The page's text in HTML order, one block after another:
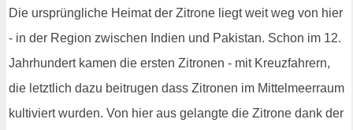
Die ursprüngliche Heimat der Zitrone liegt weit weg von hier
- in der Region zwischen Indien und Pakistan. Schon im 12.
Jahrhundert kamen die ersten Zitronen - mit Kreuzfahrern,
die letztlich dazu beitrugen dass Zitronen im Mittelmeerraum
kultiviert wurden. Von hier aus gelangte die Zitrone dank der